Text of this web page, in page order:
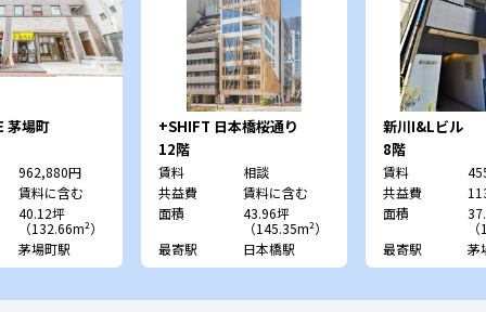
茅場町
962,880円
賃料に含む
40.12坪
（132.66m²）
茅場町駅
+SHIFT 日本橋桜通り
12階
賃料
相談
共益費
賃料に含む
面積
43.96坪
（145.35m²）
最寄駅
日本橋駅
新川I&Lビル
8階
賃料
共益費
面積
最寄駅
茅